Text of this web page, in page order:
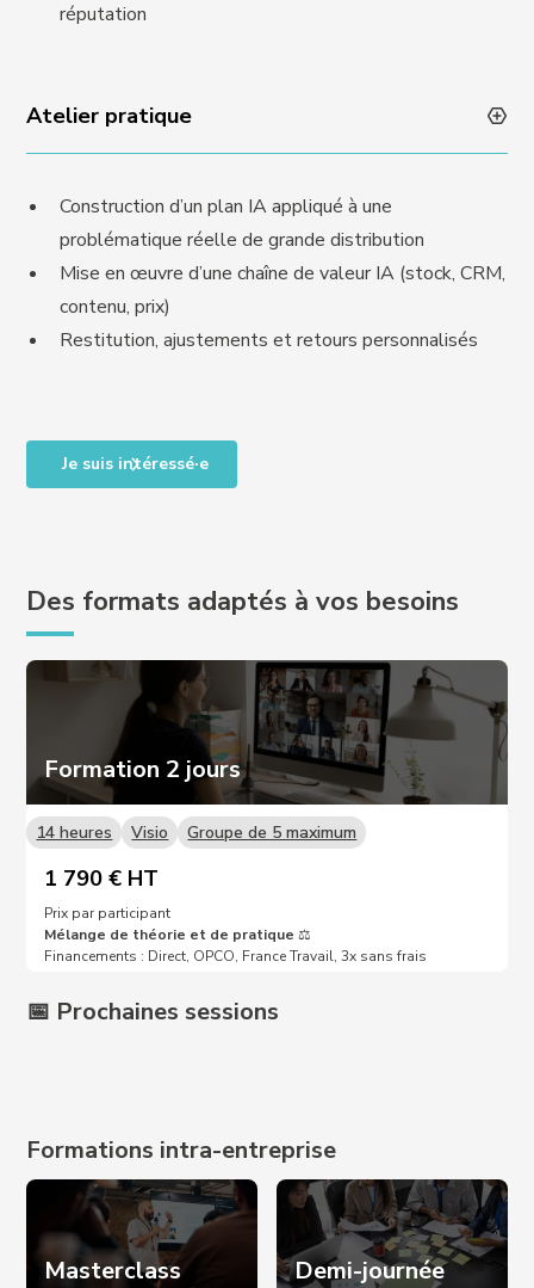
réputation
Atelier pratique
Construction d’un plan IA appliqué à une
problématique réelle de grande distribution
Mise en œuvre d’une chaîne de valeur IA (stock, CRM,
contenu, prix)
Restitution, ajustements et retours personnalisés
Je suis intéressé·e
Des formats adaptés à vos besoins
Formation 2 jours
14 heures Visio Groupe de 5 maximum
1 790 € HT
Prix par participant
Mélange de théorie et de pratique⚖️
Financements : Direct, OPCO, France Travail, 3x sans frais
📅 Prochaines sessions
Formations intra-entreprise
Masterclass Demi-journée